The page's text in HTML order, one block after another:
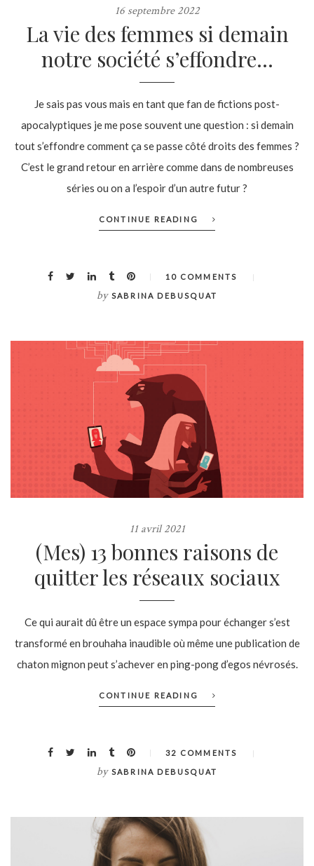
16 septembre 2022
La vie des femmes si demain
notre société s’effondre…
Je sais pas vous mais en tant que fan de fictions post-
apocalyptiques je me pose souvent une question : si demain
tout s’effondre comment ça se passe côté droits des femmes ?
C’est le grand retour en arrière comme dans de nombreuses
séries ou on a l’espoir d’un autre futur ?
CONTINUE READING
10 COMMENTS
by SABRINA DEBUSQUAT
11 avril 2021
(Mes) 13 bonnes raisons de
quitter les réseaux sociaux
Ce qui aurait dû être un espace sympa pour échanger s’est
transformé en brouhaha inaudible où même une publication de
chaton mignon peut s’achever en ping-pong d’egos névrosés.
CONTINUE READING
32 COMMENTS
by SABRINA DEBUSQUAT